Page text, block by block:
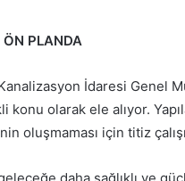
ÖN PLANDA
İdaresi Genel
konu olarak ele alıyor.
oluşmaması için titiz